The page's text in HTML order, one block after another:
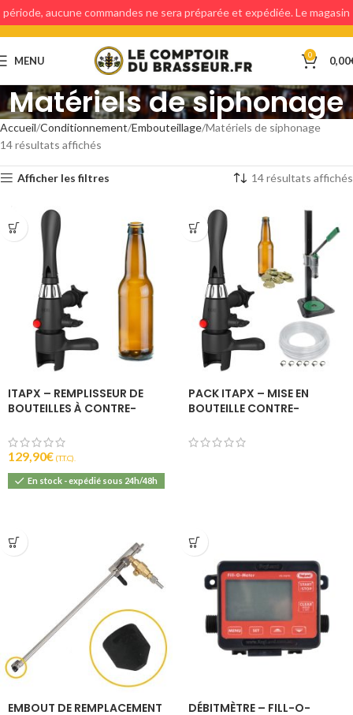
MENU 0 0,00
Matériels de siphonage
Accueil Conditionnement Embouteillage Matériels de siphonage
14 résultats affichés
Afficher les filtres 14 résultats affichés
ITAPX – REMPLISSEUR DE
BOUTEILLES À CONTRE-
129,90€ (T.T.C).
En stock - expédié sous 24h/48h
PACK ITAPX – MISE EN
BOUTEILLE CONTRE-
EMBOUT DE REMPLACEMENT
DÉBITMÈTRE – FILL-O-
période, aucune commandes ne sera préparée et expédiée. Le magasin
étant fermé, aucun retraits en magasin ne sera possible.